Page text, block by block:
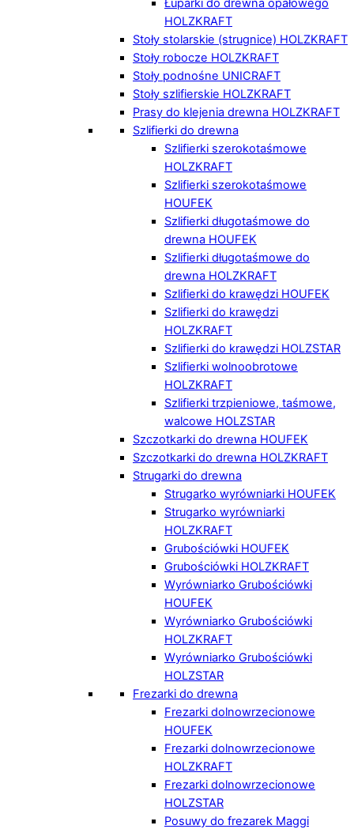
Łuparki do drewna opałowego
HOLZKRAFT
Stoły stolarskie (strugnice) HOLZKRAFT
Stoły robocze HOLZKRAFT
Stoły podnośne UNICRAFT
Stoły szlifierskie HOLZKRAFT
Prasy do klejenia drewna HOLZKRAFT
Szlifierki do drewna
Szlifierki szerokotaśmowe
HOLZKRAFT
Szlifierki szerokotaśmowe
HOUFEK
Szlifierki długotaśmowe do
drewna HOUFEK
Szlifierki długotaśmowe do
drewna HOLZKRAFT
Szlifierki do krawędzi HOUFEK
Szlifierki do krawędzi
HOLZKRAFT
Szlifierki do krawędzi HOLZSTAR
Szlifierki wolnoobrotowe
HOLZKRAFT
Szlifierki trzpieniowe, taśmowe,
walcowe HOLZSTAR
Szczotkarki do drewna HOUFEK
Szczotkarki do drewna HOLZKRAFT
Strugarki do drewna
Strugarko wyrówniarki HOUFEK
Strugarko wyrówniarki
HOLZKRAFT
Grubościówki HOUFEK
Grubościówki HOLZKRAFT
Wyrówniarko Grubościówki
HOUFEK
Wyrówniarko Grubościówki
HOLZKRAFT
Wyrówniarko Grubościówki
HOLZSTAR
Frezarki do drewna
Frezarki dolnowrzecionowe
HOUFEK
Frezarki dolnowrzecionowe
HOLZKRAFT
Frezarki dolnowrzecionowe
HOLZSTAR
Posuwy do frezarek Maggi